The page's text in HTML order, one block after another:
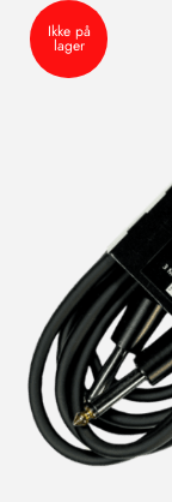
Ikke på
lager